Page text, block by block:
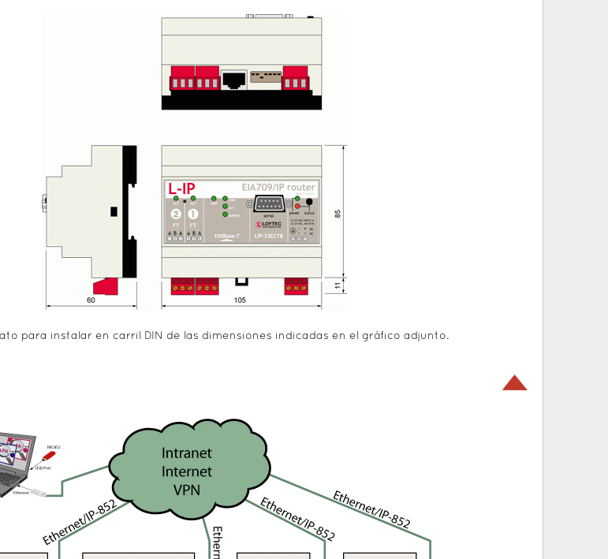
para instalar en carril DIN de las dimensiones indicadas en el gráfico adjunto.